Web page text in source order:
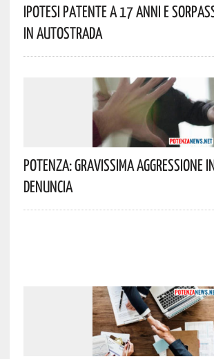
Ipotesi Patente A 17 Anni E
In Autostrada
Potenza: Gravissima Aggressione
Denuncia